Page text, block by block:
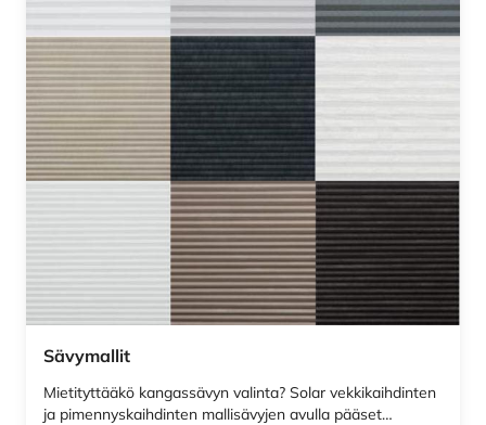
Sävymallit
Mietityttääkö kangassävyn valinta? Solar vekkikaihdinten
ja pimennyskaihdinten mallisävyjen avulla pääset…